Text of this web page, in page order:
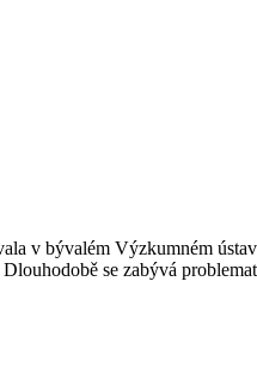
v bývalém Výzkumném
se zabývá